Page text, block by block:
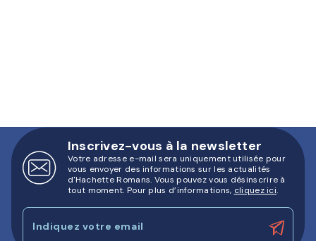
Inscrivez-vous à la newsletter
Votre adresse e-mail sera uniquement utilisée pour
vous envoyer des informations sur les actualités
d'Hachette Romans. Vous pouvez vous désinscrire à
tout moment. Pour plus d’informations, cliquez ici.
Indiquez votre email